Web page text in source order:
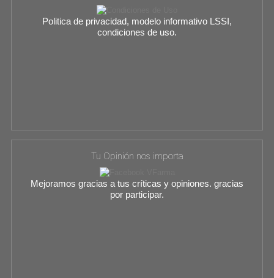
Politica de privacidad, modelo informativo LSSI,
condiciones de uso.
Tu Opinión nos importa
Mejoramos gracias a tus críticas y opiniones. gracias
por participar.